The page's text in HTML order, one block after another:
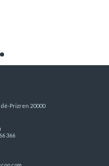
Prizren 20000
366